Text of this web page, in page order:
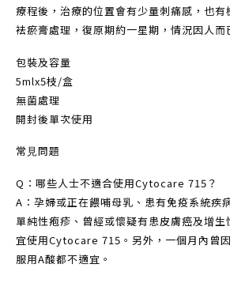
療程後，治療的位置會有少量刺痛感，也有
袪瘀膏處理，復原期約一星期，情況因人而
包裝及容量
5mlx5枝/盒
無菌處理
開封後單次使用
常⾒問題
Q：哪些人士不適合使用Cytocare 715？
A：孕婦或正在餵哺母乳、患有免疫系統疾
單純性疱疹、曾經或懷疑有患皮膚癌及增
宜使用Cytocare 715。另外，一個月內曾
服用A酸都不適宜。